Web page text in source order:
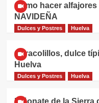
Cómo hacer
NAVIDEÑA
Dulces y Postres Huelva
Caracolillos, dulce
Huelva
Dulces y Postres Huelva
Piñonate de la Sierra